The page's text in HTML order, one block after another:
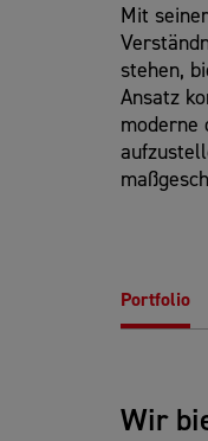
Mit
stehen,
Ansatz
moderne
Portfolio
Wir